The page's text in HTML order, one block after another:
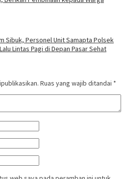
Sibuk, Personel Unit Samapta Polsek
Lintas Pagi di Depan Pasar Sehat
Ruas yang wajib ditandai *